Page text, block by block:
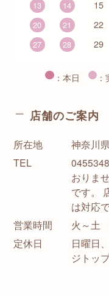
13 14 15
20 21 22
27 28 29
：本日
店舗のご案内
所在地
神奈川
TEL
おりま
です。
は対応
営業時間
火～土
定休日
日曜日
ジトッ